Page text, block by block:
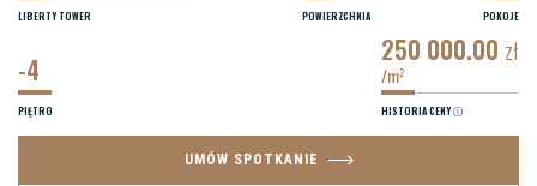
LIBERTY TOWER POWIERZCHNIA POKOJE
PIĘTRO
-4
HISTORIA CENY
250 000.00 zł
/m2
UMÓW SPOTKANIE